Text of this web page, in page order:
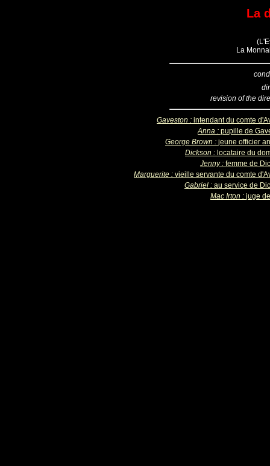
La
La
revision of the
Gaveston : intendant du comte
Anna : pupille de
George Brown : jeune officier
Dickson : locataire du
Jenny : femme de
Marguerite : vieille servante du comte
Gabriel : au service de
Mac Irton : juge